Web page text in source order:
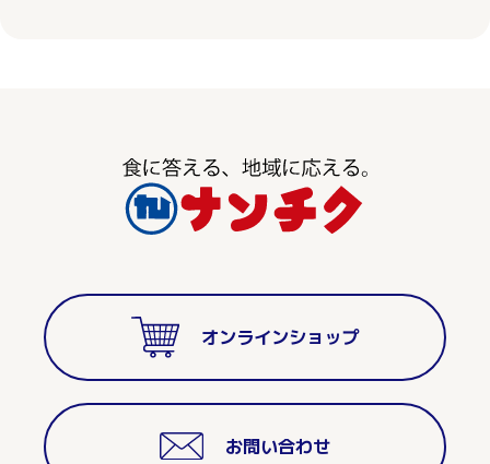
オンラインショップ
お問い合わせ